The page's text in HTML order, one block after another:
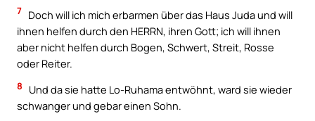
7 Doch will ich mich erbarmen über das Haus Juda und will
ihnen helfen durch den HERRN, ihren Gott; ich will ihnen
aber nicht helfen durch Bogen, Schwert, Streit, Rosse
oder Reiter.
8
Und da sie hatte Lo-Ruhama entwöhnt, ward sie wieder
schwanger und gebar einen Sohn.